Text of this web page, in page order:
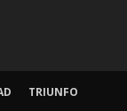
TRIUNFO